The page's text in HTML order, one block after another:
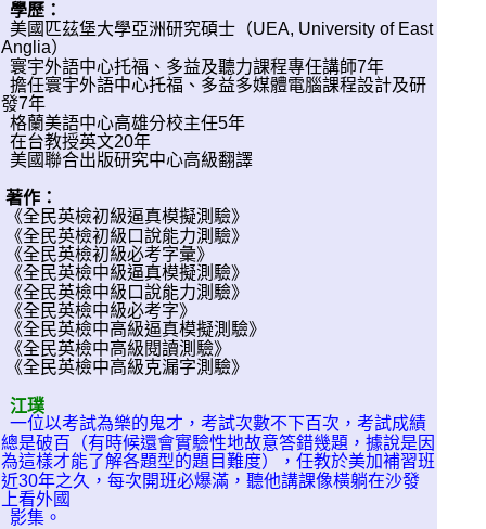
學歷：
美國匹茲堡大學亞洲研究碩士（UEA, University of East
Anglia）
寰宇外語中心托福、多益及聽力課程專任講師7年
擔任寰宇外語中心托福、多益多媒體電腦課程設計及研
發7年
格蘭美語中心高雄分校主任5年
在台教授英文20年
美國聯合出版研究中心高級翻譯
著作：
《全民英檢初級逼真模擬測驗》
《全民英檢初級口說能力測驗》
《全民英檢初級必考字彙》
《全民英檢中級逼真模擬測驗》
《全民英檢中級口說能力測驗》
《全民英檢中級必考字》
《全民英檢中高級逼真模擬測驗》
《全民英檢中高級閱讀測驗》
《全民英檢中高級克漏字測驗》
江璞
一位以考試為樂的鬼才，考試次數不下百次，考試成績
總是破百（有時候還會實驗性地故意答錯幾題，據說是因
為這樣才能了解各題型的題目難度），任教於美加補習班
近30年之久，每次開班必爆滿，聽他講課像橫躺在沙發
上看外國
影集。